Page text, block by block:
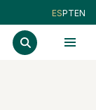
ESPTEN